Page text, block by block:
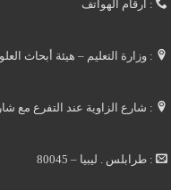
: أرقام الهواتف
: وزارة التعليم – هيئة أبحاث
: شارع الزاوية عند التفرع مع
: طرابلس . ليبيا – 80045